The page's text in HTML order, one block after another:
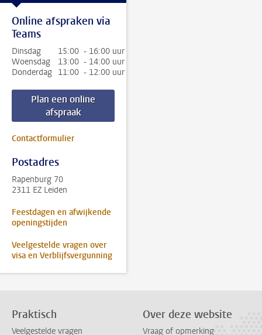
Online afspraken via
Teams
Dinsdag
15:00 - 16:00 uur
Woensdag
13:00 - 14:00 uur
Donderdag 11:00 - 12:00 uur
Plan een online
afspraak
Contactformulier
Postadres
Rapenburg 70
2311 EZ Leiden
Feestdagen en afwijkende
openingstijden
Veelgestelde vragen over
visa en Verblijfsvergunning
Praktisch
Veelgestelde vragen
Over deze website
Vraag of opmerking